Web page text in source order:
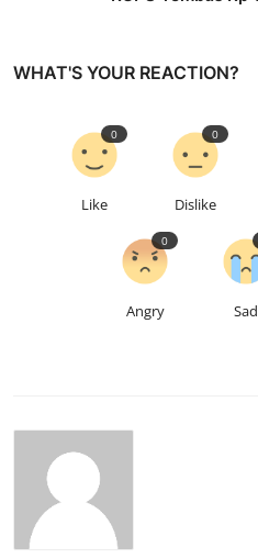
WHAT'S YOUR REACTION?
Like
0
Dislike
0
Angry
0
Sad